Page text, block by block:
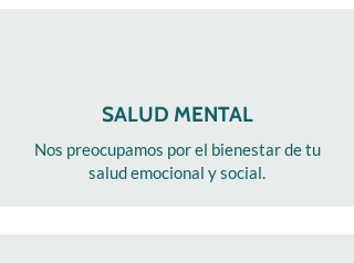
SALUD MENTAL
Nos preocupamos por el bienestar de tu
salud emocional y social.